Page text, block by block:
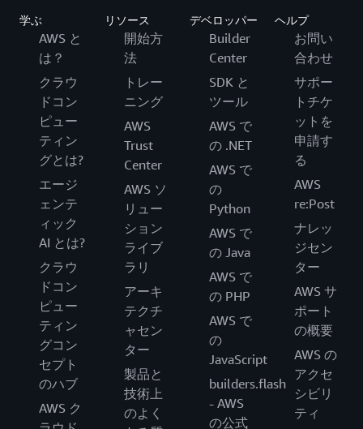
学ぶ
AWS と
は？
クラウ
ドコン
ピュー
ティン
グとは?
エージ
ェンテ
ィック
AI とは?
クラウ
ドコン
ピュー
ティン
グコン
セプト
のハブ
AWS ク
リソース
開始方
法
トレー
ニング
AWS
Trust
Center
AWS ソ
リュー
ション
ライブ
ラリ
アーキ
テクチ
ャセン
ター
製品と
技術上
のよく
デベロッパー
Builder
Center
SDK と
ツール
AWS で
の .NET
AWS で
の
Python
AWS で
の Java
AWS で
の PHP
AWS で
の
JavaScript
builders.flash
- AWS
の公式
ヘルプ
お問い
合わせ
サポー
トチケ
ットを
申請す
る
AWS
re:Post
ナレッ
ジセン
ター
AWS サ
ポート
の概要
AWS の
アクセ
シビリ
ティ